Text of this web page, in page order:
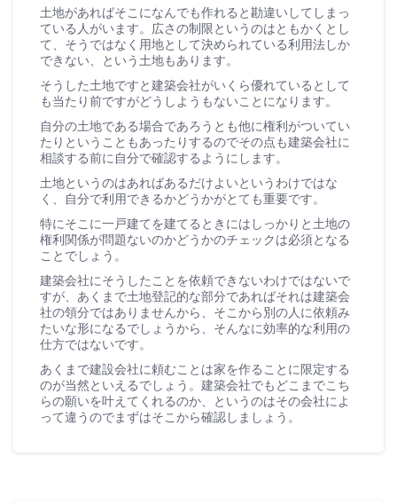
土地があればそこになんでも作れると勘違いしてしまっ
ている人がいます。広さの制限というのはともかくとし
て、そうではなく用地として決められている利用法しか
できない、という土地もあります。
そうした土地ですと建築会社がいくら優れているとして
も当たり前ですがどうしようもないことになります。
自分の土地である場合であろうとも他に権利がついてい
たりということもあったりするのでその点も建築会社に
相談する前に自分で確認するようにします。
土地というのはあればあるだけよいというわけではな
く、自分で利用できるかどうかがとても重要です。
特にそこに一戸建てを建てるときにはしっかりと土地の
権利関係が問題ないのかどうかのチェックは必須となる
ことでしょう。
建築会社にそうしたことを依頼できないわけではないで
すが、あくまで土地登記的な部分であればそれは建築会
社の領分ではありませんから、そこから別の人に依頼み
たいな形になるでしょうから、そんなに効率的な利用の
仕方ではないです。
あくまで建設会社に頼むことは家を作ることに限定する
のが当然といえるでしょう。建築会社でもどこまでこち
らの願いを叶えてくれるのか、というのはその会社によ
って違うのでまずはそこから確認しましょう。